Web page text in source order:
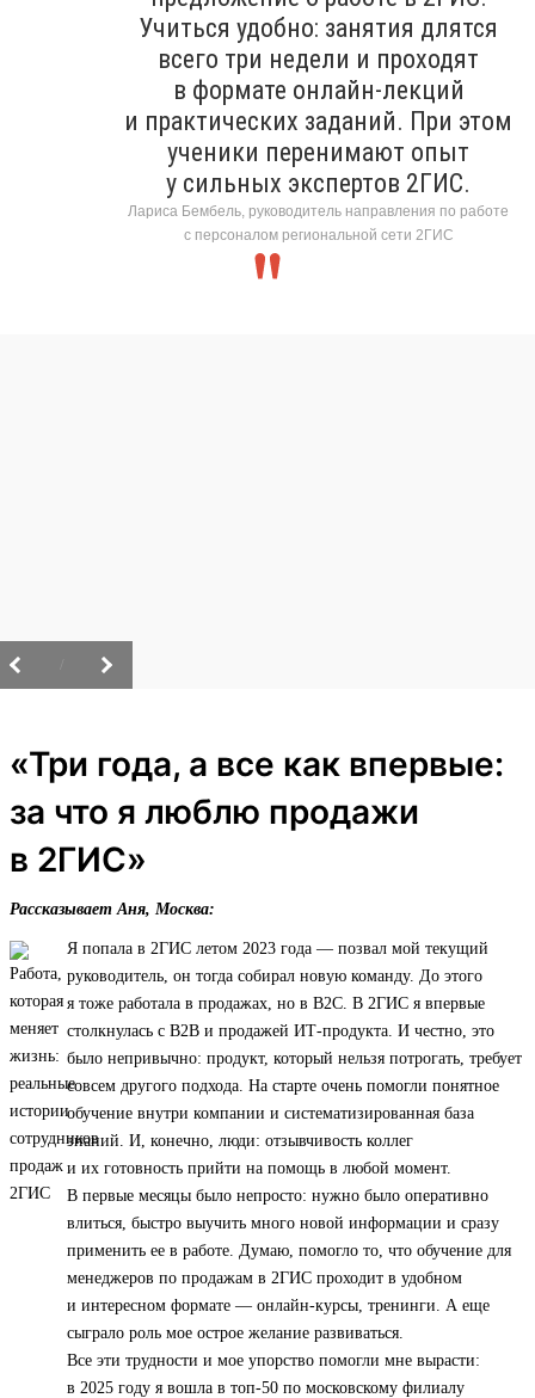
Учиться удобно: занятия длятся
всего три недели и проходят
в формате онлайн-лекций
и практических заданий. При этом
ученики перенимают опыт
у сильных экспертов 2ГИС.
Лариса Бембель, руководитель направления по работе
с персоналом региональной сети 2ГИС
«Три года, а все как впервые:
за что я люблю продажи
в 2ГИС»
Рассказывает Аня, Москва:
Я попала в 2ГИС летом 2023 года — позвал мой текущий
руководитель, он тогда собирал новую команду. До этого
я тоже работала в продажах, но в B2C. В 2ГИС я впервые
столкнулась с B2B и продажей ИТ‑продукта. И честно, это
было непривычно: продукт, который нельзя потрогать, требует
совсем другого подхода. На старте очень помогли понятное
обучение внутри компании и систематизированная база
знаний. И, конечно, люди: отзывчивость коллег
и их готовность прийти на помощь в любой момент.
В первые месяцы было непросто: нужно было оперативно
влиться, быстро выучить много новой информации и сразу
применить ее в работе. Думаю, помогло то, что обучение для
менеджеров по продажам в 2ГИС проходит в удобном
и интересном формате — онлайн-курсы, тренинги. А еще
сыграло роль мое острое желание развиваться.
Все эти трудности и мое упорство помогли мне вырасти:
в 2025 году я вошла в топ‑50 по московскому филиалу